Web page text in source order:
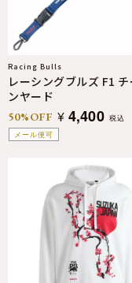
メール便可
Racing Bulls
レーシングブルズ F1 チ
ンヤード
50%OFF ¥ 4,400 税込